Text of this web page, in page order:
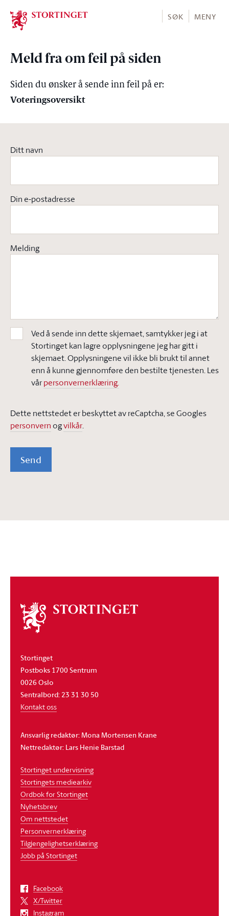
Stortinget.no
SØK MENY
Meld fra om feil på siden
Siden du ønsker å sende inn feil på er:
Voteringsoversikt
Ditt navn
Din e-postadresse
Melding
Ved å sende inn dette skjemaet, samtykker jeg i at
Stortinget kan lagre opplysningene jeg har gitt i
skjemaet. Opplysningene vil ikke bli brukt til annet
enn å kunne gjennomføre den bestilte tjenesten. Les
vårpersonvernerklæring.
Dette nettstedet er beskyttet av reCaptcha, se Googles
personvern ogvilkår.
Send
Om
stortinget
Stortinget
Postboks 1700 Sentrum
0026 Oslo
Sentralbord: 23 31 30 50
Kontakt oss
Ansvarlig redaktør: Mona Mortensen Krane
Nettredaktør: Lars Henie Barstad
Stortinget undervisning
Stortingets mediearkiv
Ordbok for Stortinget
Nyhetsbrev
Om nettstedet
Personvernerklæring
Tilgjengelighetserklæring
Jobb på Stortinget
Facebook
X/Twitter
Instagram